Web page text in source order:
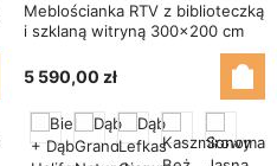
Meblościanka RTV z biblioteczką
i szklaną witryną 300×200 cm
5 590,00 zł